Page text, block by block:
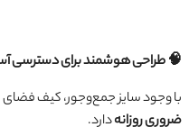
🧠 طراحی هوشمند برای دسترسی
با وجود سایز جمع‌وجور، کیف فضای
ضروری روزانهدارد.